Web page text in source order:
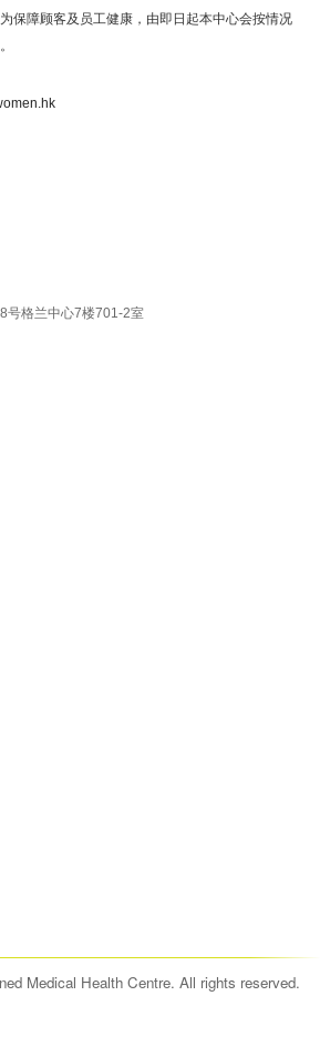
保障顾客及员工健康，由即日起本中心会按情况
号格兰中心7楼701-2室
Medical Health Centre. All rights reserved.